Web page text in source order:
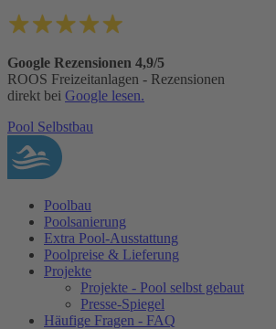
Google Rezensionen 4,9/5
ROOS Freizeitanlagen - Rezensionen
direkt bei Google lesen.
Pool Selbstbau
Poolbau
Poolsanierung
Extra Pool-Ausstattung
Poolpreise & Lieferung
Projekte
Projekte - Pool selbst gebaut
Presse-Spiegel
Häufige Fragen - FAQ